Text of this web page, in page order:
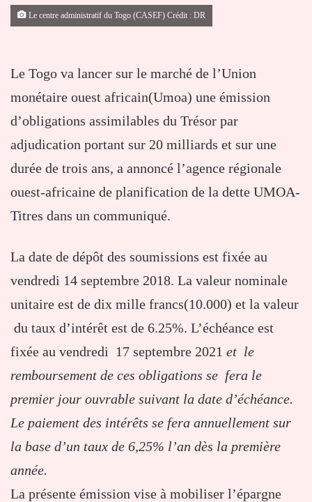
Le centre administratif du Togo (CASEF) Crédit : DR
Le Togo va lancer sur le marché de l’Union
monétaire ouest africain(Umoa) une émission
d’obligations assimilables du Trésor par
adjudication portant sur 20 milliards et sur une
durée de trois ans, a annoncé l’agence régionale
ouest-africaine de planification de la dette UMOA-
Titres dans un communiqué.
La date de dépôt des soumissions est fixée au
vendredi 14 septembre 2018. La valeur nominale
unitaire est de dix mille francs(10.000) et la valeur
du taux d’intérêt est de 6.25%. L’échéance est
fixée au vendredi 17 septembre 2021 et le
remboursement de ces obligations se fera le
premier jour ouvrable suivant la date d’échéance.
Le paiement des intérêts se fera annuellement sur
la base d’un taux de 6,25% l’an dès la première
année.
La présente émission vise à mobiliser l’épargne